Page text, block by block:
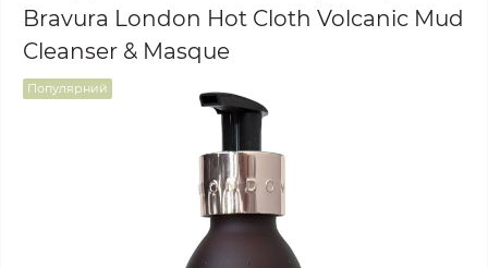
Bravura London Hot Cloth Volcanic Mud
Cleanser & Masque
Популярний